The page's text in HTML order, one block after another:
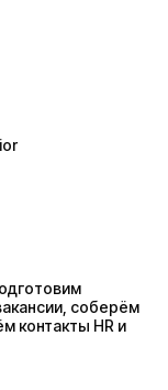
соберём
контакты HR и